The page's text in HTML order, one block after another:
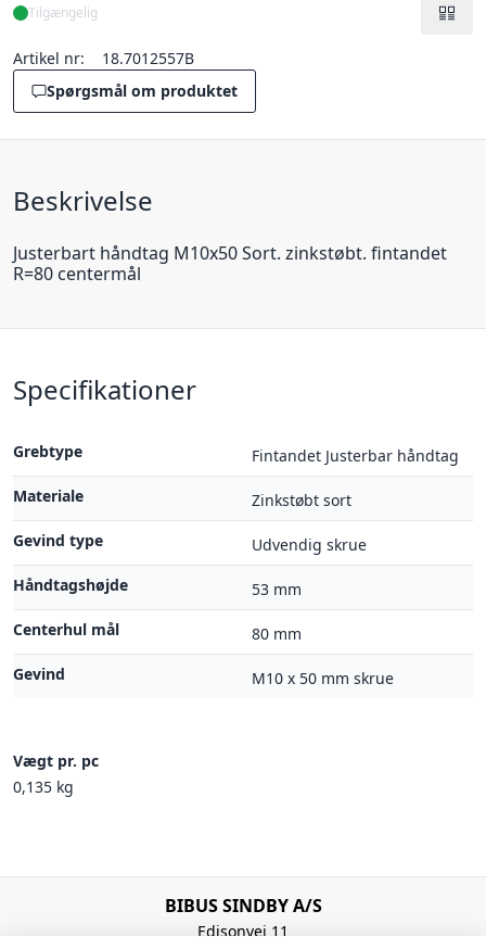
Tilgængelig
Artikel nr:
18.7012557B
Spørgsmål om produktet
Beskrivelse
Justerbart håndtag M10x50 Sort. zinkstøbt. fintandet
R=80 centermål
Specifikationer
Grebtype
Fintandet Justerbar håndtag
Materiale
Zinkstøbt sort
Gevind type
Udvendig skrue
Håndtagshøjde
53 mm
Centerhul mål
80 mm
Gevind
M10 x 50 mm skrue
Vægt pr. pc
0,135 kg
BIBUS SINDBY A/S
Edisonvej 11